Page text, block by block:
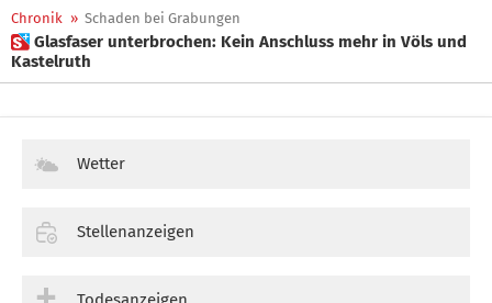
Chronik » Schaden bei Grabungen
 Glasfaser unterbrochen: Kein Anschluss mehr in Völs und
Kastelruth
Wetter
Stellenanzeigen